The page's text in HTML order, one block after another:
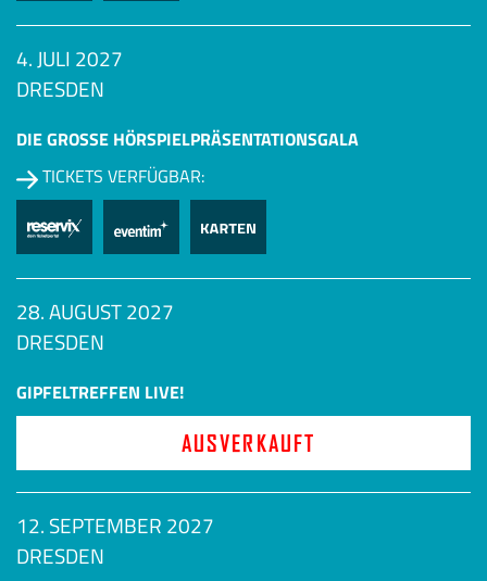
4. JULI 2027
DRESDEN
DIE GROSSE HÖRSPIEL­PRÄSENTATIONSGALA
TICKETS VERFÜGBAR:
28. AUGUST 2027
DRESDEN
GIPFELTREFFEN LIVE!
AUSVERKAUFT
12. SEPTEMBER 2027
DRESDEN